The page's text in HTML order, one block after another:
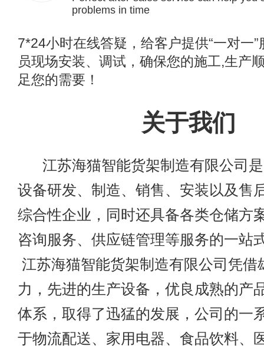
problems in time
7*24小时在线答疑，给客户提供“一对一
员现场安装、调试，确保您的施工,生产
足您的需要！
关于我们
江苏海猫智能货架制造有限公司是
设备研发、制造、销售、安装以及售
综合性企业，同时还具备各类仓储方
咨询服务、供应链管理等服务的
江苏海猫智能货架制造有限公司凭借
力，先进的生产设备，优良成熟的产
体系，取得了迅猛的发展，公司的一
于物流配送、家用电器、食品饮料、